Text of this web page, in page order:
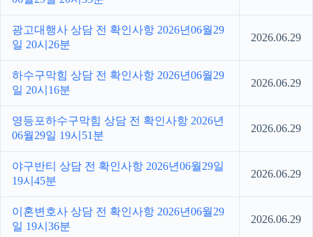
광고대행사 상담 전 확인사항 2026년06월29
일 20시26분
2026.06.29
하수구막힘 상담 전 확인사항 2026년06월29
일 20시16분
2026.06.29
영등포하수구막힘 상담 전 확인사항 2026년
06월29일 19시51분
2026.06.29
야구반티 상담 전 확인사항 2026년06월29일
19시45분
2026.06.29
이혼변호사 상담 전 확인사항 2026년06월29
일 19시36분
2026.06.29